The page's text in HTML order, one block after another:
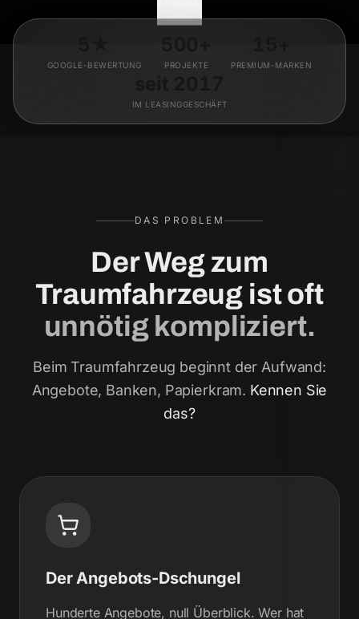
GOOGLE-BEWERTUNG PROJEKTE PREMIUM-MARKEN
IM LEASINGGESCHÄFT
DAS PROBLEM
Der Weg zum
Traumfahrzeug ist oft
unnötig kompliziert.
Beim Traumfahrzeug beginnt der Aufwand:
Angebote, Banken, Papierkram. Kennen Sie
das?
Der Angebots-Dschungel
Hunderte Angebote, null Überblick. Wer hat